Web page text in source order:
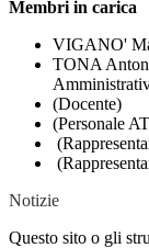
Membri in carica
VIGANO'
TONA
(Docente)
(Personale
Notizie
Questo sito o gli